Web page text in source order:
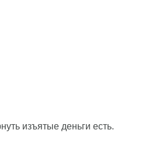
изъятые деньги есть.